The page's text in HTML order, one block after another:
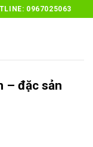
0967025063
– đặc sản